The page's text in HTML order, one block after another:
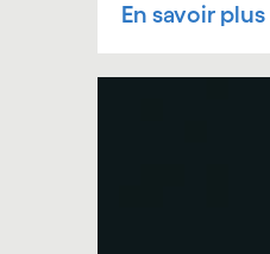
En savoir plus